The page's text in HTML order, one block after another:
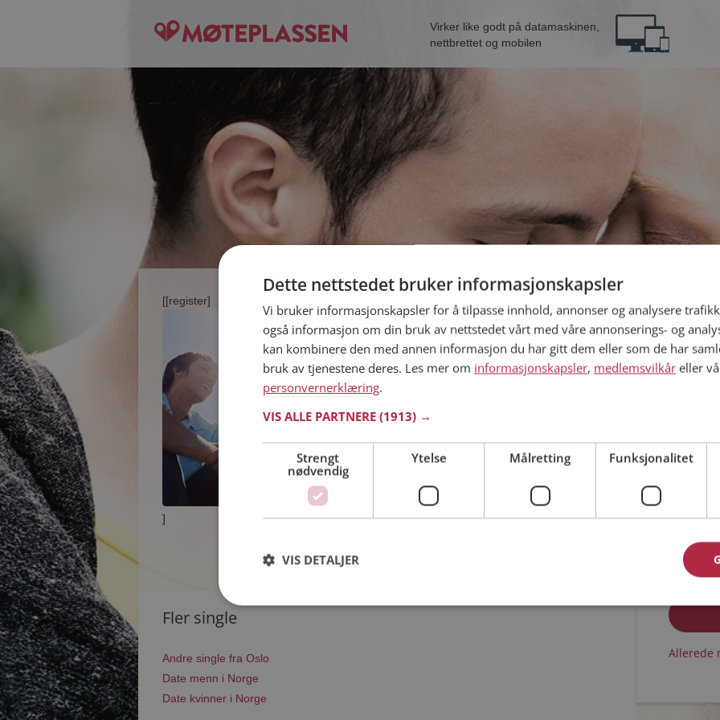
Virker like godt på datamaskinen,
nettbrettet og mobilen
[[register]
]
Fler single
Andre single fra Oslo
Date menn i Norge
Date kvinner i Norge
Jeg er en:
Jeg
Jeg
Allerede
Dette nettstedet bruker informasjonskapsler
Vi bruker informasjonskapsler for å tilpasse innhold, annonser og analysere
også informasjon om din bruk av nettstedet vårt med våre annonserings- og
kan kombinere den med annen informasjon du har gitt dem eller som de har
bruk av tjenestene deres. Les mer om informasjonskapsler, medlemsvilkår eller
personvernerklæring.
VIS ALLE PARTNERE (1913) →
Strengt
nødvendig
Ytelse Målretting Funksjonalitet
VIS DETALJER